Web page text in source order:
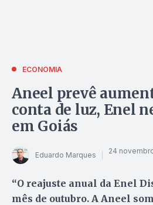
ECONOMIA
Aneel prevê
conta de luz, Enel
em Goiás
Eduardo Marques 24
“O reajuste anual da Enel
mês de outubro. A Aneel